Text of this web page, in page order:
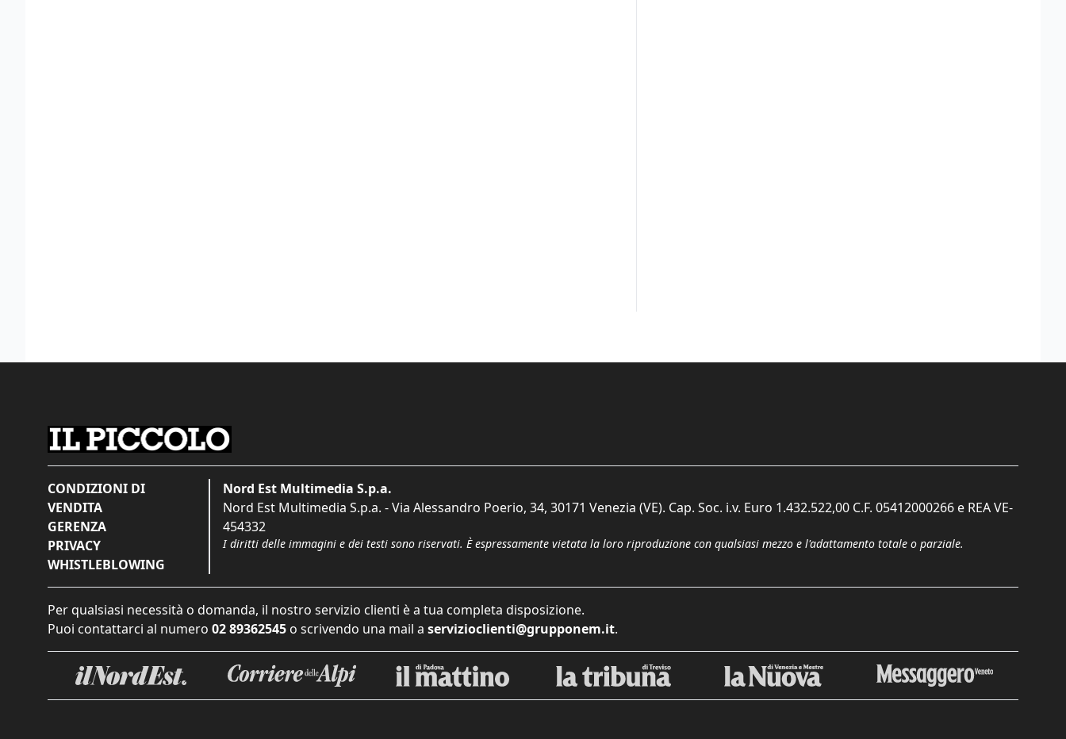
CONDIZIONI DI
VENDITA
GERENZA
PRIVACY
WHISTLEBLOWING
Nord Est Multimedia S.p.a.
Nord Est Multimedia S.p.a. - Via Alessandro Poerio, 34, 30171 Venezia (VE). Cap. Soc. i.v. Euro 1.432.522,00 C.F. 05412000266 e REA VE-
454332
I diritti delle immagini e dei testi sono riservati. È espressamente vietata la loro riproduzione con qualsiasi mezzo e l'adattamento totale o parziale.
Per qualsiasi necessità o domanda, il nostro servizio clienti è a tua completa disposizione.
Puoi contattarci al numero 02 89362545 o scrivendo una mail a servizioclienti@grupponem.it.